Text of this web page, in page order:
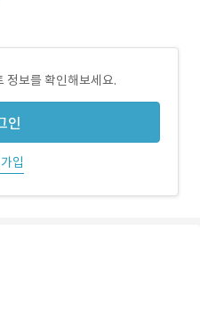
정보를 확인해보세요.
인
입